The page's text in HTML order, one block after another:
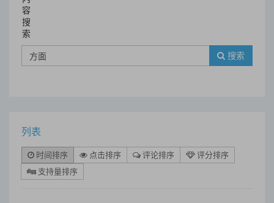
容
搜
索
搜索
列表
时间排序 点击排序 评论排序
评分排序
支持量排序